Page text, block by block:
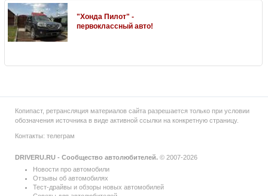
"Хонда Пилот" -
первоклассный авто!
Копипаст, ретрансляция материалов сайта разрешается только при условии
обозначения источника в виде активной ссылки на конкретную страницу.
Контакты: телеграм
DRIVERU.RU - Сообщество автолюбителей. © 2007-2026
Новости про автомобили
Отзывы об автомобилях
Тест-драйвы и обзоры новых автомобилей